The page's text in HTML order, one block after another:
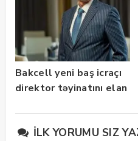
Bakcell yeni baş icraçı
direktor təyinatını elan
İLK YORUMU SIZ